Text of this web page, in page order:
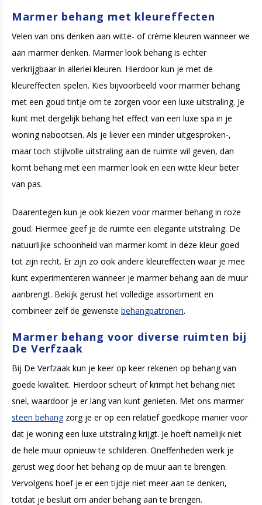
Marmer behang met kleureffecten
Velen van ons denken aan witte- of crème kleuren wanneer we
aan marmer denken. Marmer look behang is echter
verkrijgbaar in allerlei kleuren. Hierdoor kun je met de
kleureffecten spelen. Kies bijvoorbeeld voor marmer behang
met een goud tintje om te zorgen voor een luxe uitstraling. Je
kunt met dergelijk behang het effect van een luxe spa in je
woning nabootsen. Als je liever een minder uitgesproken-,
maar toch stijlvolle uitstraling aan de ruimte wil geven, dan
komt behang met een marmer look en een witte kleur beter
van pas.
Daarentegen kun je ook kiezen voor marmer behang in roze
goud. Hiermee geef je de ruimte een elegante uitstraling. De
natuurlijke schoonheid van marmer komt in deze kleur goed
tot zijn recht. Er zijn zo ook andere kleureffecten waar je mee
kunt experimenteren wanneer je marmer behang aan de muur
aanbrengt. Bekijk gerust het volledige assortiment en
combineer zelf de gewenste behangpatronen.
Marmer behang voor diverse ruimten bij
De Verfzaak
Bij De Verfzaak kun je keer op keer rekenen op behang van
goede kwaliteit. Hierdoor scheurt of krimpt het behang niet
snel, waardoor je er lang van kunt genieten. Met ons marmer
steen behangzorg je er op een relatief goedkope manier voor
dat je woning een luxe uitstraling krijgt. Je hoeft namelijk niet
de hele muur opnieuw te schilderen. Oneffenheden werk je
gerust weg door het behang op de muur aan te brengen.
Vervolgens hoef je er een tijdje niet meer aan te denken,
totdat je besluit om ander behang aan te brengen.